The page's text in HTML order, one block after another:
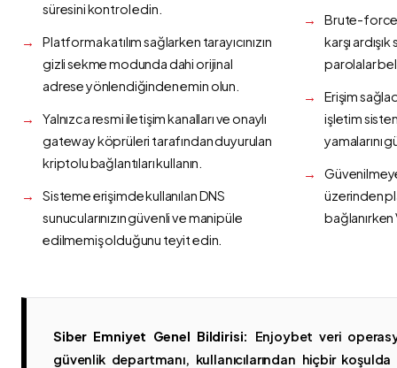
süresini kontrol edin.
Platforma katılım sağlarken tarayıcınızın
gizli sekme modunda dahi orijinal
adrese yönlendiğinden emin olun.
Yalnızca resmi iletişim kanalları ve onaylı
gateway köprüleri tarafından duyurulan
kriptolu bağlantıları kullanın.
Sisteme erişimde kullanılan DNS
sunucularınızın güvenli ve manipüle
edilmemiş olduğunu teyit edin.
Brute-force
karşı
parolalar
Erişim
işletim
yamalarını
üzerinden
bağlanırken
Siber Emniyet Genel Bildirisi:
Enjoybet veri
güvenlik departmanı, kullanıcılarından hiçbir